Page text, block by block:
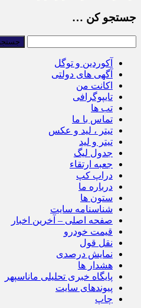
جستجو کن …
آکوردین و توگل
آگهی های دولتی
اکانت من
تایپوگرافی
تب ها
تماس با ما
تیتر ، لید و عکس
تیتر و لید
جدول لیگ
جعبه ارتقاء
دراپ کپ
درباره ما
ستون ها
شناسنامه سایت
صفحه اصلی – آخرین اخبار
قیمت خودرو
نقل قول
نمایش درصدی
هشدار ها
پایگاه خبری تحلیلی ماناسپهر
پیوندهای سایت
چاپ